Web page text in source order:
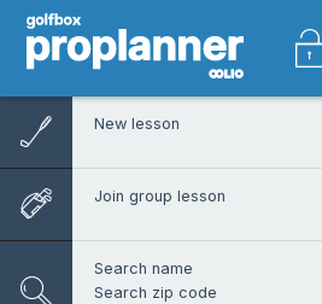
New lesson
Join group lesson
Search name
Search zip code